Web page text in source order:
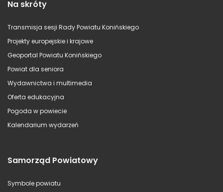
Na skróty
Transmisja sesji Rady Powiatu Konińskiego
Projekty europejskie i krajowe
Geoportal Powiatu Konińskiego
Powiat dla seniora
Wydawnictwa i multimedia
Oferta edukacyjna
Pogoda w powiecie
Kalendarium wydarzeń
Samorząd Powiatowy
Symbole powiatu